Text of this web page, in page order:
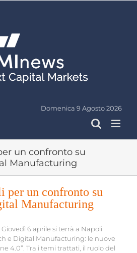
Domenica 9 Agosto 2026
un confronto su
Manufacturing
per un confronto su
Manufacturing
6 aprile si terrà a Napoli
e Digital Manufacturing: le nuove
4.0”. Tra i temi trattati, il ruolo del